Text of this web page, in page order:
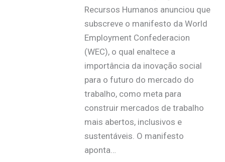
Recursos Humanos anunciou que
subscreve o manifesto da World
Employment Confederacion
(WEC), o qual enaltece a
importância da inovação social
para o futuro do mercado do
trabalho, como meta para
construir mercados de trabalho
mais abertos, inclusivos e
sustentáveis. O manifesto
aponta…